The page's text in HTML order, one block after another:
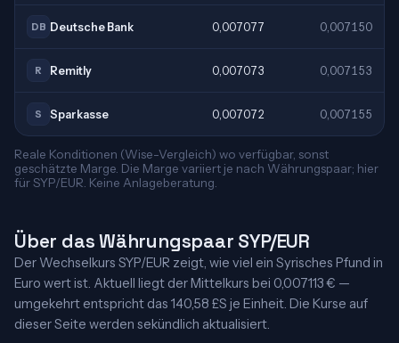
DB Deutsche Bank 0,007077 0,007150
R Remitly 0,007073 0,007153
S Sparkasse 0,007072 0,007155
Reale Konditionen (Wise-Vergleich) wo verfügbar, sonst
geschätzte Marge. Die Marge variiert je nach Währungspaar; hier
für SYP/EUR. Keine Anlageberatung.
Über das Währungspaar SYP/EUR
Der Wechselkurs SYP/EUR zeigt, wie viel ein Syrisches Pfund in
Euro wert ist. Aktuell liegt der Mittelkurs bei 0,007113 € —
umgekehrt entspricht das 140,58 £S je Einheit. Die Kurse auf
dieser Seite werden sekündlich aktualisiert.